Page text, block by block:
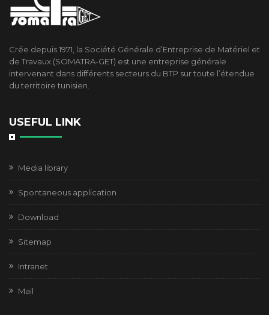
Crée depuis 1971, la Société Générale d’Entreprise de Matériel et
de Travaux (SOMATRA-GET) est une entreprise générale
intervenant dans différents secteurs du BTP sur toute l’étendue
du territoire tunisien.
USEFUL LINK
Media library
Spontaneous application
Download
Sitemap
Intranet
Mail